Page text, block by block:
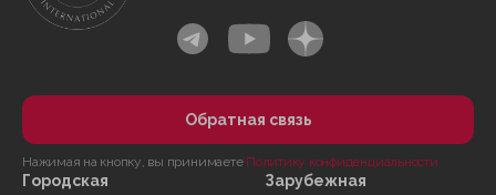
Городская Зарубежная
Обратная связь
Нажимая на кнопку, вы принимаете Политику конфиденциальности